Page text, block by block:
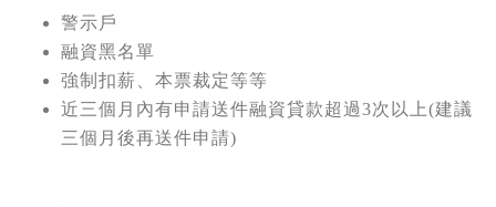
警示戶
融資黑名單
強制扣薪、本票裁定等等
近三個月內有申請送件融資貸款超過3次以上(建議
三個月後再送件申請)